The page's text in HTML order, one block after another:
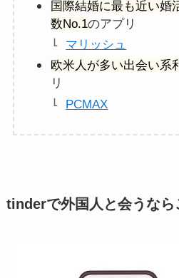
国際結婚に最も近い婚
数No.1のアプリ
マリッシュ
欧米人が多い出会い系
リ
PCMAX
tinderで外国人と会うなら